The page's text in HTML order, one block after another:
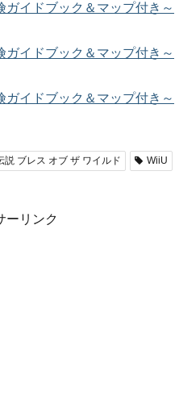
イドブック＆マップ付き～
イドブック＆マップ付き～
イドブック＆マップ付き～
説 ブレス オブ ザ ワイルド WiiU
ーリンク